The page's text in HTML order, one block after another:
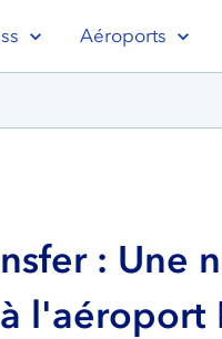
Aéroports
: Une
l'aéroport